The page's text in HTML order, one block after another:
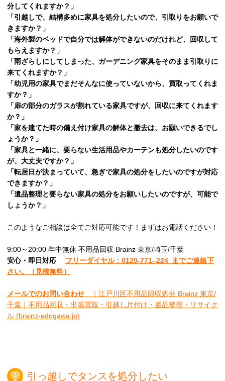
分してくれますか？」
「引越しで、結構多めに家具を処分したいので、引取りをお願いで
きますか？」
「海外製のベッドで自分では解体ができないのだけれど、回収して
もらえますか？」
「雨ざらしにしてしまった、ガーデニング家具をそのまま引取りに
来てくれますか？」
「幼児用の家具でまだそんなに使っていないから、買取ってくれま
すか？」
「扉の部分のガラスが割れている家具ですが、回収に来てくれます
か？」
「家を建てた時の備え付け家具の解体と撤去は、お願いできるでし
ょうか？」
「家具と一緒に、要らない生活用品やカーテンも処分したいのです
が、大丈夫ですか？」
「転居日が決まっていて、急ぎで家具の処分をしたいのですが対応
できますか？」
「遺品整理と要らない家具の処分をお願いしたいのですが、可能で
しょうか？」
このようなご相談は全てご対応可能です！まずはお電話ください！
9:00～20:00 年中無休 不用品回収 Brainz 東京/埼玉/千葉
安心・即日対応 フリーダイヤル：0120-771–224 までご連絡下
さい。
（見積無料）
メールでのお問い合わせ
｜江戸川区不用品回収処分 Brainz 東京/
千葉｜不用品回収・出張買取・引越し片付け・遺品整理・リサイク
ル (brainz-edogawa.jp)
引っ越しでタンスを処分したい